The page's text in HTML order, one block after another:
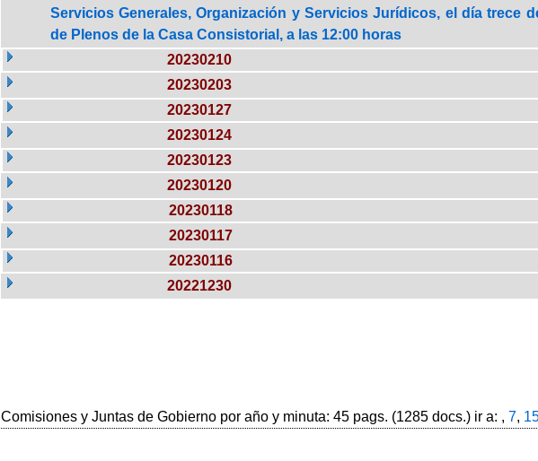
Servicios Generales, Organización y Servicios Jurídicos, el día trece
de Plenos de la Casa Consistorial, a las 12:00 horas
20230210
20230203
20230127
20230124
20230123
20230120
20230118
20230117
20230116
20221230
Comisiones y Juntas de Gobierno por año y minuta: 45 pags. (1285 docs.) ir a: , 7,